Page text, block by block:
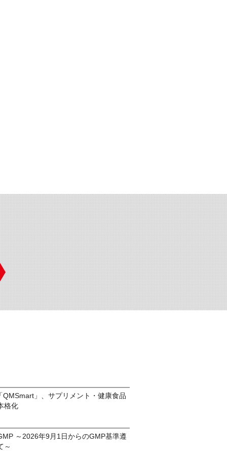
QMSmart」、サプリメント・健康食品
格化
～2026年9月1日からのGMP基準遵
～